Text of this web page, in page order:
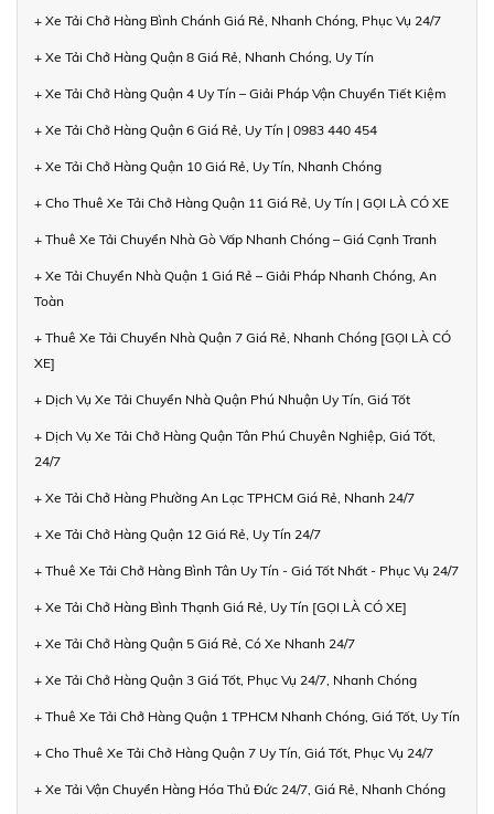
+ Xe Tải Chở Hàng Bình Chánh Giá Rẻ, Nhanh Chóng, Phục Vụ 24/7
+ Xe Tải Chở Hàng Quận 8 Giá Rẻ, Nhanh Chóng, Uy Tín
+ Xe Tải Chở Hàng Quận 4 Uy Tín – Giải Pháp Vận Chuyển Tiết Kiệm
+ Xe Tải Chở Hàng Quận 6 Giá Rẻ, Uy Tín | 0983 440 454
+ Xe Tải Chở Hàng Quận 10 Giá Rẻ, Uy Tín, Nhanh Chóng
+ Cho Thuê Xe Tải Chở Hàng Quận 11 Giá Rẻ, Uy Tín | GỌI LÀ CÓ XE
+ Thuê Xe Tải Chuyển Nhà Gò Vấp Nhanh Chóng – Giá Cạnh Tranh
+ Xe Tải Chuyển Nhà Quận 1 Giá Rẻ – Giải Pháp Nhanh Chóng, An
Toàn
+ Thuê Xe Tải Chuyển Nhà Quận 7 Giá Rẻ, Nhanh Chóng [GỌI LÀ CÓ
XE]
+ Dịch Vụ Xe Tải Chuyển Nhà Quận Phú Nhuận Uy Tín, Giá Tốt
+ Dịch Vụ Xe Tải Chở Hàng Quận Tân Phú Chuyên Nghiệp, Giá Tốt,
24/7
+ Xe Tải Chở Hàng Phường An Lạc TPHCM Giá Rẻ, Nhanh 24/7
+ Xe Tải Chở Hàng Quận 12 Giá Rẻ, Uy Tín 24/7
+ Thuê Xe Tải Chở Hàng Bình Tân Uy Tín - Giá Tốt Nhất - Phục Vụ 24/7
+ Xe Tải Chở Hàng Bình Thạnh Giá Rẻ, Uy Tín [GỌI LÀ CÓ XE]
+ Xe Tải Chở Hàng Quận 5 Giá Rẻ, Có Xe Nhanh 24/7
+ Xe Tải Chở Hàng Quận 3 Giá Tốt, Phục Vụ 24/7, Nhanh Chóng
+ Thuê Xe Tải Chở Hàng Quận 1 TPHCM Nhanh Chóng, Giá Tốt, Uy Tín
+ Cho Thuê Xe Tải Chở Hàng Quận 7 Uy Tín, Giá Tốt, Phục Vụ 24/7
+ Xe Tải Vận Chuyển Hàng Hóa Thủ Đức 24/7, Giá Rẻ, Nhanh Chóng